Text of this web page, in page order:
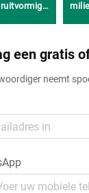
en
van
een gratis
neemt